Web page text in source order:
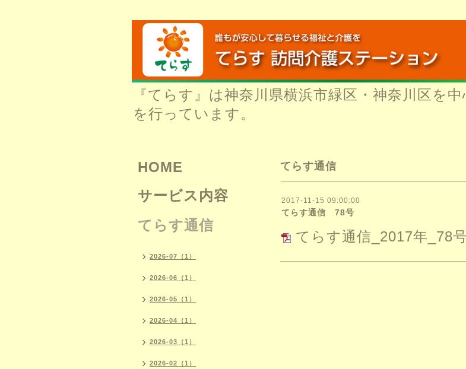
『てらす』は神奈川県横浜市緑区・神奈川区を
を行っています。
てらす通信
2017-11-15 09:00:00
てらす通信 78号
てらす通信_2017年_78
HOME
サービス内容
てらす通信
2026-07（1）
2026-06（1）
2026-05（1）
2026-04（1）
2026-03（1）
2026-02（1）